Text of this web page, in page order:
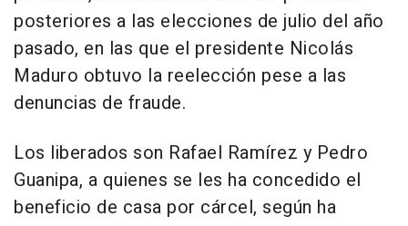
posteriores a las elecciones de julio del año
pasado, en las que el presidente Nicolás
Maduro obtuvo la reelección pese a las
denuncias de fraude.
Los liberados son Rafael Ramírez y Pedro
Guanipa, a quienes se les ha concedido el
beneficio de casa por cárcel, según ha